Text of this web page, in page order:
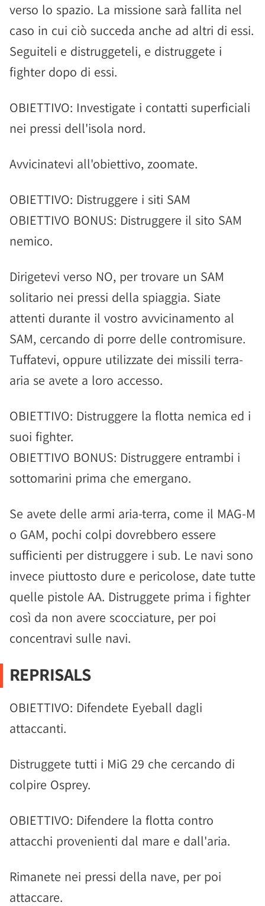
verso lo spazio. La missione sarà fallita nel
caso in cui ciò succeda anche ad altri di essi.
Seguiteli e distruggeteli, e distruggete i
fighter dopo di essi.
OBIETTIVO: Investigate i contatti superficiali
nei pressi dell'isola nord.
Avvicinatevi all'obiettivo, zoomate.
OBIETTIVO: Distruggere i siti SAM
OBIETTIVO BONUS: Distruggere il sito SAM
nemico.
Dirigetevi verso NO, per trovare un SAM
solitario nei pressi della spiaggia. Siate
attenti durante il vostro avvicinamento al
SAM, cercando di porre delle contromisure.
Tuffatevi, oppure utilizzate dei missili terra-
aria se avete a loro accesso.
OBIETTIVO: Distruggere la flotta nemica ed i
suoi fighter.
OBIETTIVO BONUS: Distruggere entrambi i
sottomarini prima che emergano.
Se avete delle armi aria-terra, come il MAG-M
o GAM, pochi colpi dovrebbero essere
sufficienti per distruggere i sub. Le navi sono
invece piuttosto dure e pericolose, date tutte
quelle pistole AA. Distruggete prima i fighter
così da non avere scocciature, per poi
concentravi sulle navi.
REPRISALS
OBIETTIVO: Difendete Eyeball dagli
attaccanti.
Distruggete tutti i MiG 29 che cercando di
colpire Osprey.
OBIETTIVO: Difendere la flotta contro
attacchi provenienti dal mare e dall'aria.
Rimanete nei pressi della nave, per poi
attaccare.